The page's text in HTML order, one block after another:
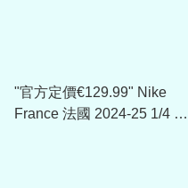
"官方定價€129.99" Nike
France 法國 2024-25 1/4 Zip